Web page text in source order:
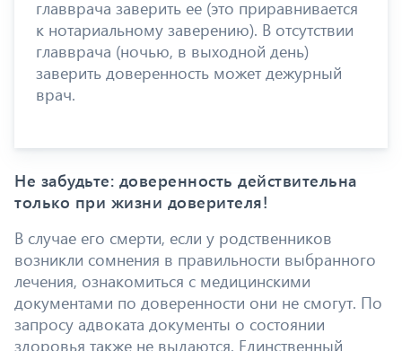
главврача заверить ее (это приравнивается
к нотариальному заверению). В отсутствии
главврача (ночью, в выходной день)
заверить доверенность может дежурный
врач.
Не забудьте: доверенность действительна
только при жизни доверителя!
В случае его смерти, если у родственников
возникли сомнения в правильности выбранного
лечения, ознакомиться с медицинскими
документами по доверенности они не смогут. По
запросу адвоката документы о состоянии
здоровья также не выдаются. Единственный